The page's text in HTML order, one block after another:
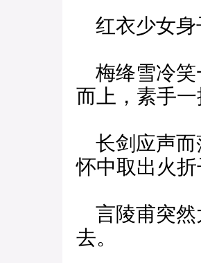
红衣少女身
梅绛雪冷笑
而上，素手
长剑应声而
怀中取出火
言陵甫突然
去。